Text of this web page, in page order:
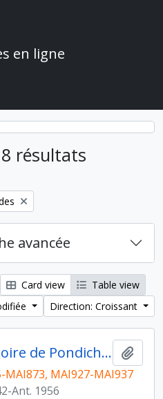
en ligne
résultats
avancée
Card view
Table view
Direction: Croissant
Fouilles sur le territoire de Pondichery (Inde)
MAI873, MAI927-MAI937
Ant. 1956